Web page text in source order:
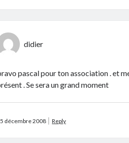
didier
pascal pour ton association . et
. Se sera un grand moment
décembre 2008 Reply